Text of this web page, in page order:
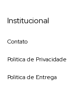
Institucional
Contato
Politica de Privacidade
Politica de Entrega